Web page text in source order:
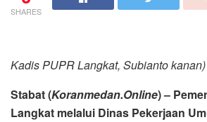
SHARES
Kadis PUPR Langkat, Subianto kanan)
Stabat (Koranmedan.Online) –
Langkat melalui Dinas Pekerjaan